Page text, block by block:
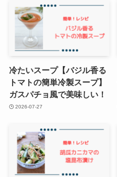
冷たいスープ【バジル香る
トマトの簡単冷製スープ】
ガスパチョ風で美味しい！
2026-07-27